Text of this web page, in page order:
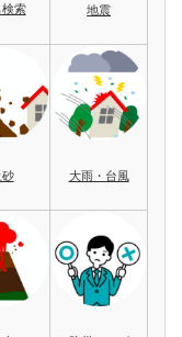
索 地震
大雨・台風